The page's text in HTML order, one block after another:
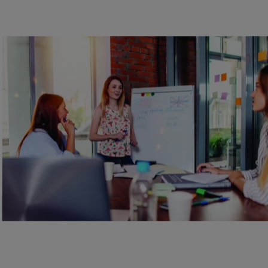
y conversaciones:
diarios, etc.
de inglés.
a 17 años en Prades durante los
Estamos
Unidos, Canadá…
idiomas en el extranjero te